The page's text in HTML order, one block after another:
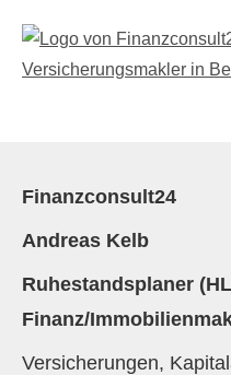
Finanzconsult24
Andreas Kelb
Ruhestandsplaner
Finanz/
Versicherungen,